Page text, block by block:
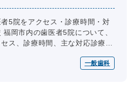
5院をアクセス・診療時間・対
福岡市内の歯医者5院について、
ス、診療時間、主な対応診療、
一般歯科